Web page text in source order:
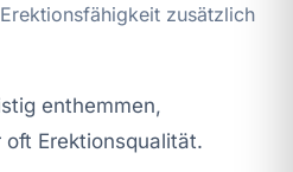
zusätzlich
enthemmen,
Erektionsqualität.